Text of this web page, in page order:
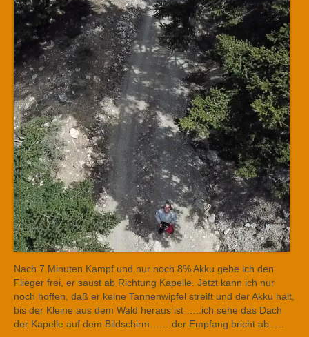
Nach 7 Minuten Kampf und nur noch 8% Akku gebe ich den
Flieger frei, er saust ab Richtung Kapelle. Jetzt kann ich nur
noch hoffen, daß er keine Tannenwipfel streift und der Akku hält,
bis der Kleine aus dem Wald heraus ist …..ich sehe das Dach
der Kapelle auf dem Bildschirm…….der Empfang bricht ab…..